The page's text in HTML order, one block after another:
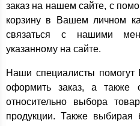
заказ на нашем сайте, с
корзину в Вашем личном
связаться с нашими
указанному на сайте.
Наши специалисты помогут
оформить заказ, а также
относительно выбора
продукции. Также